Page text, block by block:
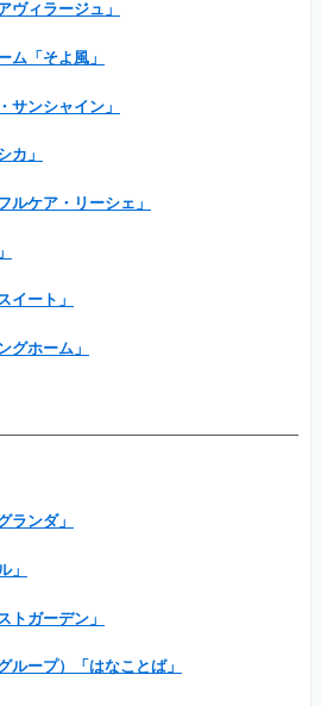
ヴィラージュ」
ム「そよ風」
サンシャイン」
カ」
ルケア・リーシェ」
イート」
グホーム」
ランダ」
」
トガーデン」
ループ）「はなことば」